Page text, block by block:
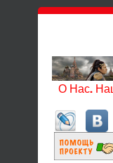
О Нас.